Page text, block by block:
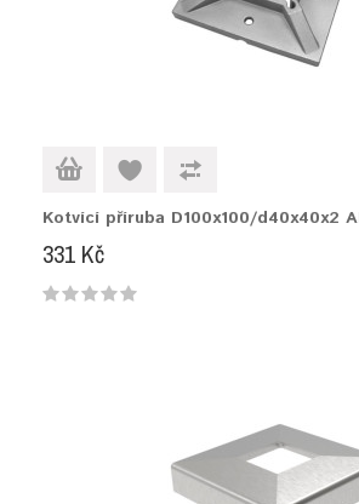
Kotvící příruba D100x100/d40x40x2
331 Kč